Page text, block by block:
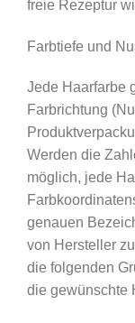
freie Rezeptur
Farbtiefe und
Jede Haarfarbe
Farbrichtung
Werden die
möglich, jede
genauen
von Hersteller
die folgenden
die gewünschte